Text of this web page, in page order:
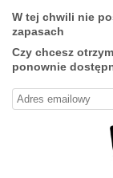
W tej chwili nie
zapasach
Czy chcesz
ponownie